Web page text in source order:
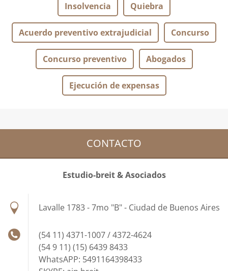
Insolvencia Quiebra
Acuerdo preventivo extrajudicial Concurso
Concurso preventivo Abogados
Ejecución de expensas
CONTACTO
Estudio-breit & Asociados
Lavalle 1783 - 7mo "B" - Ciudad de Buenos Aires
(54 11) 4371-1007 / 4372-4624
(54 9 11) (15) 6439 8433
WhatsAPP: 5491164398433